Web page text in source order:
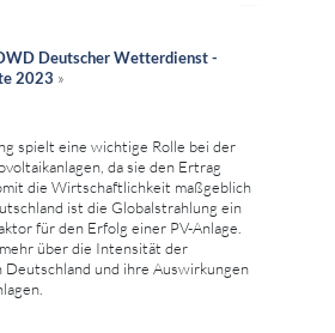
Deutscher Wetterdienst -
2023 »
spielt eine wichtige Rolle bei der
da sie den Ertrag
die Wirtschaftlichkeit maßgeblich
ist die Globalstrahlung ein
für den Erfolg einer PV-Anlage.
über die Intensität der
Deutschland und ihre Auswirkungen